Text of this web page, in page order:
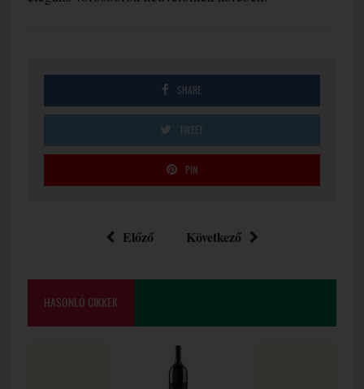
SHARE
TWEET
PIN
Előző Következő
HASONLÓ CIKKEK